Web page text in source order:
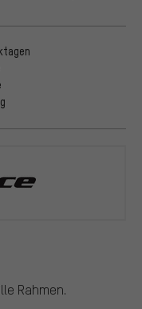
Rahmen.